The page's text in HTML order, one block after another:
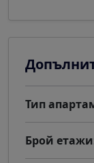
Тип
Брой етажи